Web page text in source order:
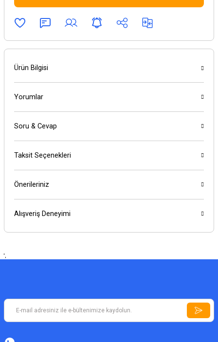
Ürün Bilgisi
Yorumlar
Soru & Cevap
Taksit Seçenekleri
Önerileriniz
Alışveriş Deneyimi
',